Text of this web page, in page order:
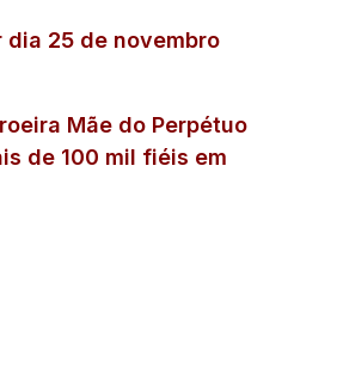
dia 25 de novembro
Mãe do Perpétuo
de 100 mil fiéis em